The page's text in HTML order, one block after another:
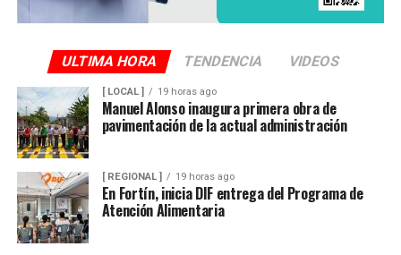
ULTIMA HORA TENDENCIA VIDEOS
[ LOCAL ] 19 horas ago
Manuel Alonso inaugura primera obra de
pavimentación de la actual administración
[ REGIONAL ] 19 horas ago
En Fortín, inicia DIF entrega del Programa de
Atención Alimentaria